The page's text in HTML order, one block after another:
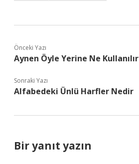
Önceki Yazı
Aynen Öyle Yerine Ne Kullanılır
Sonraki Yazı
Alfabedeki Ünlü Harfler Nedir
Bir yanıt yazın